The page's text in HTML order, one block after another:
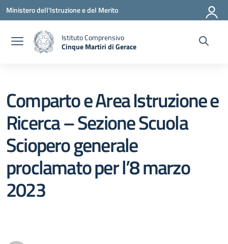
Vai ai contenuti
Vai al menu di navigazione
Vai al footer
Ministero dell'Istruzione e del Merito
Istituto Comprensivo
Cinque Martiri di Gerace
Comparto e Area Istruzione e
Ricerca – Sezione Scuola
Sciopero generale
proclamato per l’8 marzo
2023